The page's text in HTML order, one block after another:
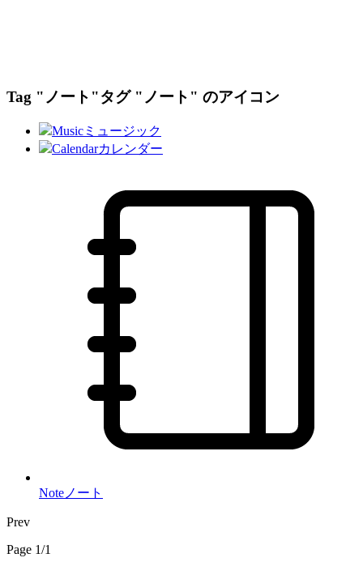
Tag "ノート"タグ "ノート" のアイコン
Music ミュージック
Calendarカレンダー
Noteノート
Prev
Page 1/1